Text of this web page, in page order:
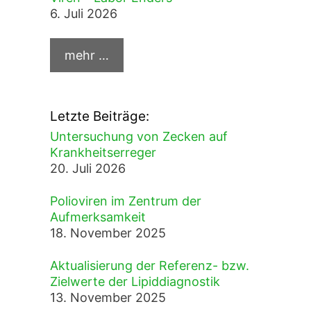
6. Juli 2026
Letzte Beiträge:
Untersuchung von Zecken auf
Krankheitserreger
20. Juli 2026
Polioviren im Zentrum der
Aufmerksamkeit
18. November 2025
Aktualisierung der Referenz- bzw.
Zielwerte der Lipiddiagnostik
13. November 2025